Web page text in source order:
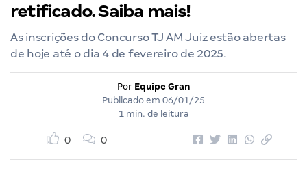
retificado. Saiba mais!
As inscrições do Concurso TJ AM Juiz estão abertas
de hoje até o dia 4 de fevereiro de 2025.
Por Equipe Gran
Publicado em 06/01/25
1 min. de leitura
0 0